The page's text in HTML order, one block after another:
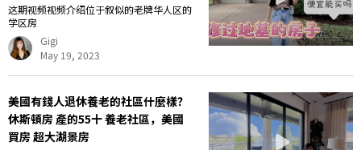
这期视频视频介绍位于叙似的老牌华人区的
学区房
Gigi
May 19, 2023
美國有錢人退休養老的社區什麼樣？
休斯頓房 產的55十 養老社區，美國
買房 超大湖景房